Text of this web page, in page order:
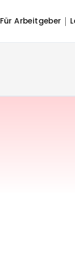
Für Arbeitgeber